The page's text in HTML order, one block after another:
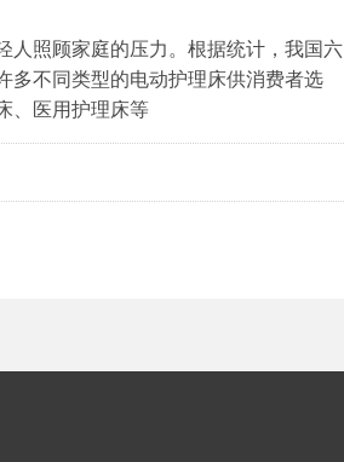
人照顾家庭的压力。根据统计，我国六
不同类型的电动护理床供消费者选
、医用护理床等